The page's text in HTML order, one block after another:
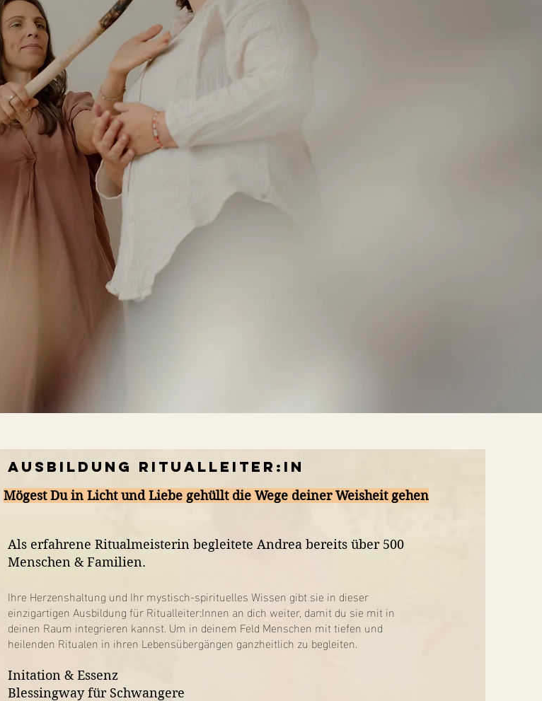
Ausbildung Ritualleiter:In
Mögest Du in Licht und Liebe gehüllt die Wege deiner Weisheit gehen
Als erfahrene Ritualmeisterin begleitete Andrea bereits über 500
Menschen & Familien.
Ihre Herzenshaltung und Ihr mystisch-spirituelles Wissen gibt sie in dieser
einzigartigen Ausbildung für Ritualleiter:Innen an dich weiter, damit du sie mit in
deinen Raum integrieren kannst. Um in deinem Feld Menschen mit tiefen und
heilenden Ritualen in ihren Lebensübergängen ganzheitlich zu begleiten.
Initation & Essenz
Blessingway für Schwangere